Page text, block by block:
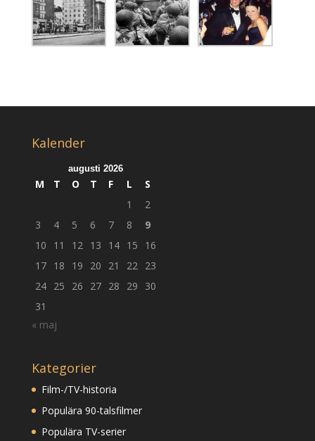
Kalender
augusti 2026
M T O T F L
S
1
2
3
4 5 6 7 8
9
10
11 12 13 14 15
16
17 18 19 20 21 22 23
24 25 26 27 28 29
30
31
« maj
Kategorier
Film-/TV-historia
Populära 90-talsfilmer
Populära TV-serier